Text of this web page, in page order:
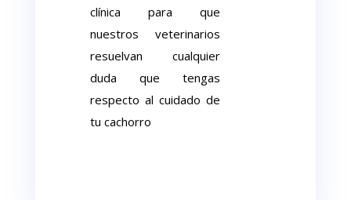
clínica para que
nuestros veterinarios
resuelvan cualquier
duda que tengas
respecto al cuidado de
tu cachorro